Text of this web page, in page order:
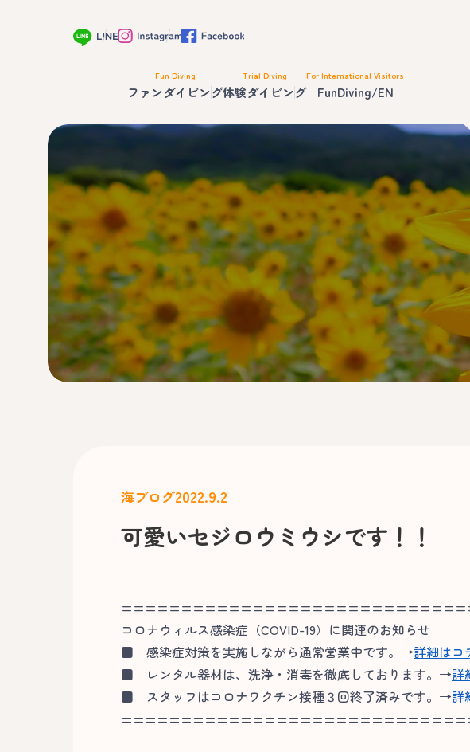
Fun Diving
ファンダイビング
Trial Diving
体験ダイビング
For International Visitors
FunDiving/EN
海ブログ2022.9.2
可愛いセジロウミウシです！！
コロナウィルス感染症（COVID-19）に関連のお知らせ
■ 感染症対策を実施しながら通常営業中です。→詳細はコ
■ レンタル器材は、洗浄・消毒を徹底しております。→詳
■ スタッフはコロナワクチン接種３回終了済みです。→詳